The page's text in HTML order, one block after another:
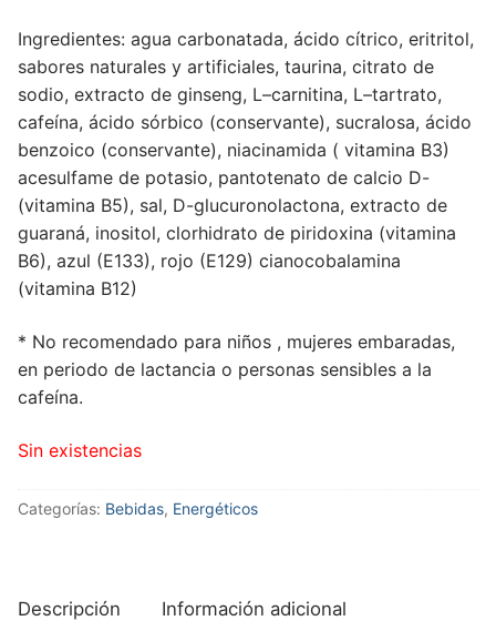
Ingredientes: agua carbonatada, ácido cítrico, eritritol,
sabores naturales y artificiales, taurina, citrato de
sodio, extracto de ginseng, L–carnitina, L–tartrato,
cafeína, ácido sórbico (conservante), sucralosa, ácido
benzoico (conservante), niacinamida ( vitamina B3)
acesulfame de potasio, pantotenato de calcio D-
(vitamina B5), sal, D-glucuronolactona, extracto de
guaraná, inositol, clorhidrato de piridoxina (vitamina
B6), azul (E133), rojo (E129) cianocobalamina
(vitamina B12)
* No recomendado para niños , mujeres embaradas,
en periodo de lactancia o personas sensibles a la
cafeína.
Sin existencias
Categorías: Bebidas, Energéticos
Descripción Información adicional